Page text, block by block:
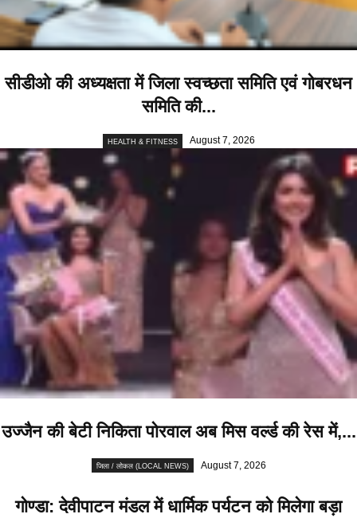
सीडीओ की अध्यक्षता में जिला स्वच्छता समिति एवं गोबरधन
समिति की...
HEALTH & FITNESS August 7, 2026
उज्जैन की बेटी निकिता पोरवाल अब मिस वर्ल्ड की रेस में,...
जिला / लोकल (LOCAL NEWS) August 7, 2026
गोण्डा: देवीपाटन मंडल में धार्मिक पर्यटन को मिलेगा बड़ा